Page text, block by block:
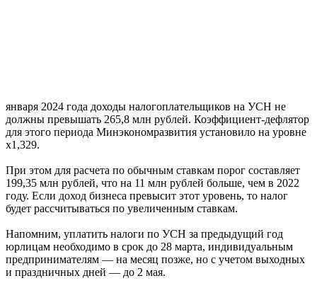
января 2024 года доходы налогоплательщиков на УСН не
должны превышать 265,8 млн рублей. Коэффициент-дефлятор
для этого периода Минэкономразвития установило на уровне
х1,329.
При этом для расчета по обычным ставкам порог составляет
199,35 млн рублей, что на 11 млн рублей больше, чем в 2022
году. Если доход бизнеса превысит этот уровень, то налог
будет рассчитываться по увеличенным ставкам.
Напомним, уплатить налоги по УСН за предыдущий год
юрлицам необходимо в срок до 28 марта, индивидуальным
предпринимателям — на месяц позже, но с учетом выходных
и праздничных дней — до 2 мая.